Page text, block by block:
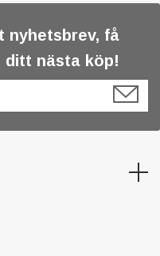
nyhetsbrev, få
ditt nästa köp!